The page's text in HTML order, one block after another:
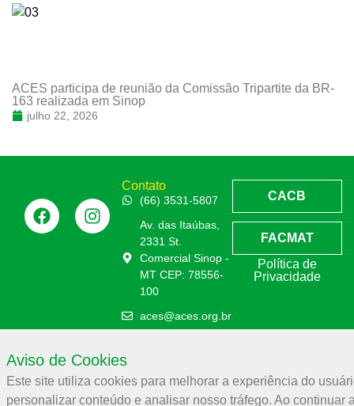
ACES participa de reunião da Comissão Tripartite da BR-
163 realizada em Sinop
julho 22, 2026
Contato
(66) 3531-5807
Av. das Itaúbas,
2331 St.
Comercial Sinop -
MT CEP: 78556-
100
aces@aces.org.br
CACB
FACMAT
Política de
Privacidade
Associação Comercial e Empresarial de Sinop – ACES
32.944.910/0001-19
Aviso de Cookies
Este site utiliza cookies para melhorar a experiência do
personalizar conteúdo e analisar nosso tráfego. Ao continuar